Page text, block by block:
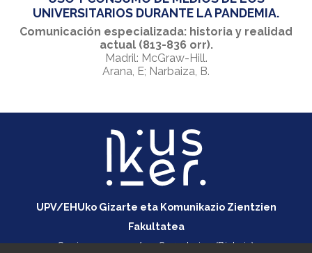
UNIVERSITARIOS DURANTE LA PANDEMIA.
Comunicación especializada: historia y realidad
actual (813-836 orr).
Madril: McGraw-Hill.
Arana, E; Narbaiza, B.
UPV/EHUko Gizarte eta Komunikazio Zientzien
Fakultatea
Sarriena auzoa z/g, 48940 Leioa (Bizkaia)